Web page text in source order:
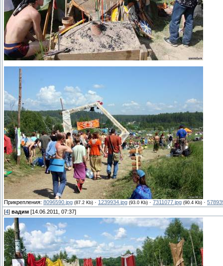
Прикрепления: 8096590.jpg (87.2 Kb) · 1239934.jpg (93.0 Kb) · 7311077.jpg (90.4 Kb) ·
[4] вадим [14.06.2011, 07:37]